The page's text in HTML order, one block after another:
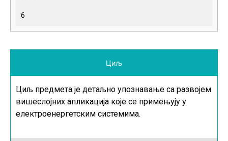
6
Циљ
Циљ предмета је детаљно упознавање са развојем
вишеслојних апликација које се примењују у
електроенергетским системима.